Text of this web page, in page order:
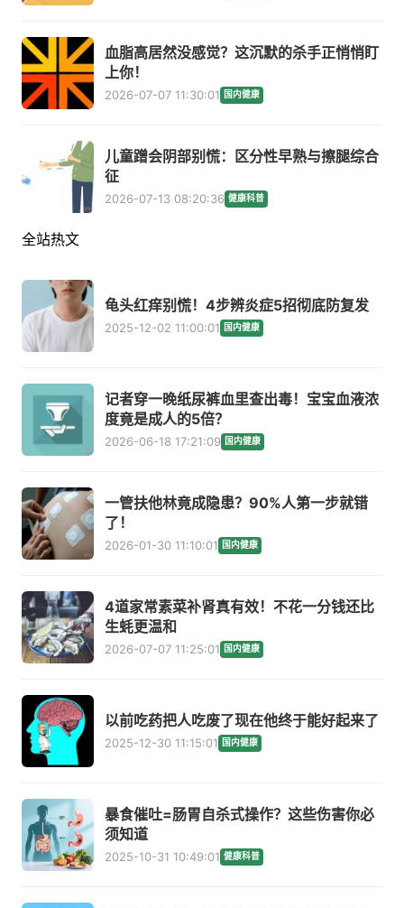
血脂高居然没感觉？这沉默的杀手正悄悄盯
上你！
2026-07-07 11:30:01 国内健康
儿童蹭会阴部别慌：区分性早熟与擦腿综合
征
2026-07-13 08:20:36 健康科普
全站热文
龟头红痒别慌！4步辨炎症5招彻底防复发
2025-12-02 11:00:01 国内健康
记者穿一晚纸尿裤血里查出毒！宝宝血液浓
度竟是成人的5倍？
2026-06-18 17:21:09 国内健康
一管扶他林竟成隐患？90%人第一步就错
了！
2026-01-30 11:10:01 国内健康
4道家常素菜补肾真有效！不花一分钱还比
生蚝更温和
2026-07-07 11:25:01 国内健康
以前吃药把人吃废了现在他终于能好起来了
2025-12-30 11:15:01 国内健康
暴食催吐=肠胃自杀式操作？这些伤害你必
须知道
2025-10-31 10:49:01 健康科普